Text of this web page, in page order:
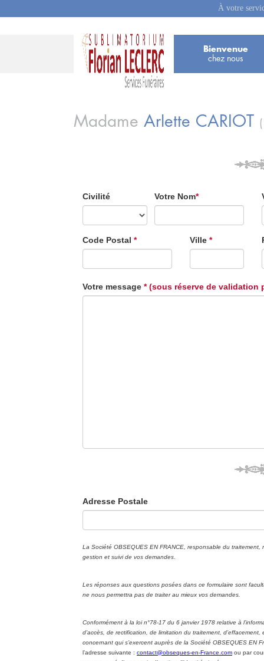
À votre
Bienvenue
chez nous
Madame Arlette CARIOT
Civilité Votre Nom*
Code Postal * Ville*
Votre message * (sous réserve de validation
Adresse Postale
La Société OBSEQUES EN FRANCE, responsable du
gestion et suivi de vos demandes
Les réponses aux questions posées dans ce formulaire sont
ne nous permettra pas de traiter au mieux vos demandes.
Conformément à la loi n°78-17 du 6 janvier 1978 relative à
d’accès, de rectification, de limitation du traitement,
concernant qui s’exercent auprès de la Société OBSEQUES EN
l’adresse suivante : contact@obseques-en-France.com ou par